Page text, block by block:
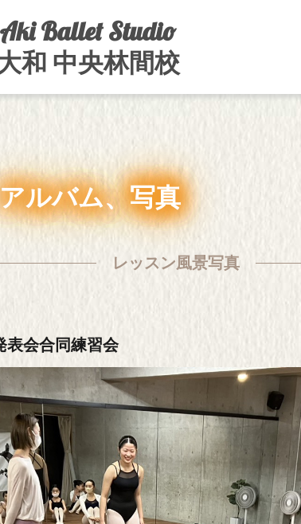
Aki Ballet Studio
和 中央林間校
アルバム、写真
レッスン風景写真
表会合同練習会